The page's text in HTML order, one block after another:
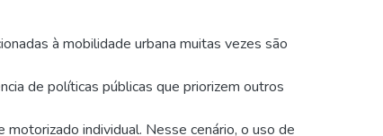
à mobilidade urbana muitas vezes são
de políticas públicas que priorizem outros
individual. Nesse cenário, o uso de